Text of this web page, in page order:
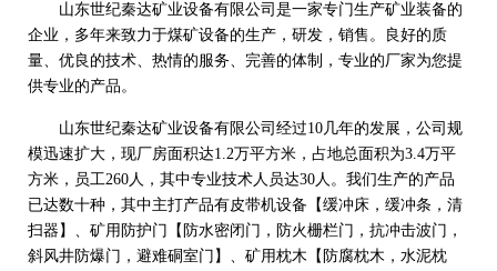
山东世纪秦达矿业设备有限公司是一家专门生产矿业装备的
企业，多年来致力于煤矿设备的生产，研发，销售。良好的质
量、优良的技术、热情的服务、完善的体制，专业的厂家为您提
供专业的产品。
山东世纪秦达矿业设备有限公司经过10几年的发展，公司规
模迅速扩大，现厂房面积达1.2万平方米，占地总面积为3.4万平
方米，员工260人，其中专业技术人员达30人。我们生产的产品
已达数十种，其中主打产品有皮带机设备【缓冲床，缓冲条，清
扫器】、矿用防护门【防水密闭门，防火栅栏门，抗冲击波门，
斜风井防爆门，避难硐室门】、矿用枕木【防腐枕木，水泥枕